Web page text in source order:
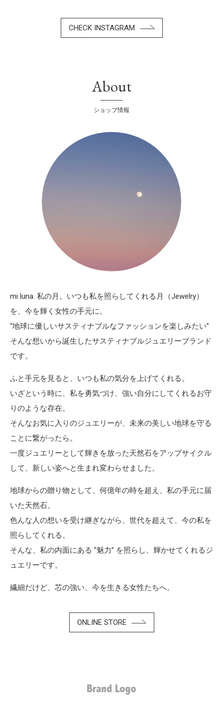
CHECK INSTAGRAM
About
ショップ情報
mi luna. 私の月。いつも私を照らしてくれる月（Jewelry）
を、今を輝く女性の手元に。
“地球に優しいサスティナブルなファッションを楽しみたい”
そんな想いから誕生したサスティナブルジュエリーブランド
です。
ふと手元を見ると、いつも私の気分を上げてくれる。
いざという時に、私を勇気づけ、強い自分にしてくれるお守
りのような存在。
そんなお気に入りのジュエリーが、未来の美しい地球を守る
ことに繋がったら。
一度ジュエリーとして輝きを放った天然石をアップサイクル
して、新しい姿へと生まれ変わらせました。
地球からの贈り物として、何億年の時を超え、私の手元に届
いた天然石。
色んな人の想いを受け継ぎながら、世代を超えて、今の私を
照らしてくれる。
そんな、私の内面にある ”魅力” を照らし、輝かせてくれるジ
ュエリーです。
繊細だけど、芯の強い、今を生きる女性たちへ。
ONLINE STORE